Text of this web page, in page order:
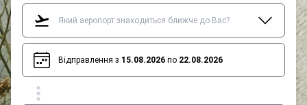
Відправлення з 15.08.2026 по 22.08.2026